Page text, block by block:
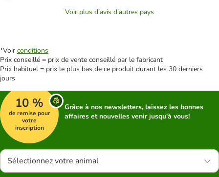
Voir plus d’avis d’autres pays
*Voir conditions
Prix conseillé = prix de vente conseillé par le fabricant
Prix habituel = prix le plus bas de ce produit durant les 30 derniers
jours
10 %
de remise pour
votre
inscription
Grâce à nos newsletters, laissez les bonnes
affaires et nouvelles venir jusqu'à vous!
Sélectionnez votre animal